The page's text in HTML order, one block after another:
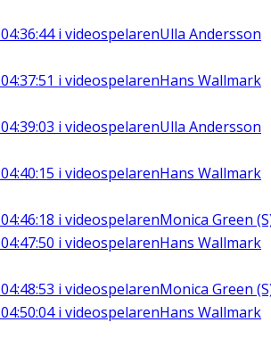
04:36:44i videospelarenUlla Andersson
04:37:51 i videospelarenHans Wallmark
04:39:03 i videospelarenUlla Andersson
04:40:15 i videospelarenHans Wallmark
04:46:18 i videospelarenMonica Green
04:47:50 i videospelarenHans Wallmark
04:48:53 i videospelarenMonica Green
04:50:04i videospelarenHans Wallmark